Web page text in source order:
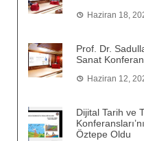
Haziran 18,
Prof. Dr.
Sanat
Haziran 12,
Dijital Tarih ve
Öztepe Oldu